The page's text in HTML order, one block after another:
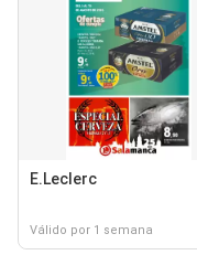
E.Leclerc
Válido por 1 semana